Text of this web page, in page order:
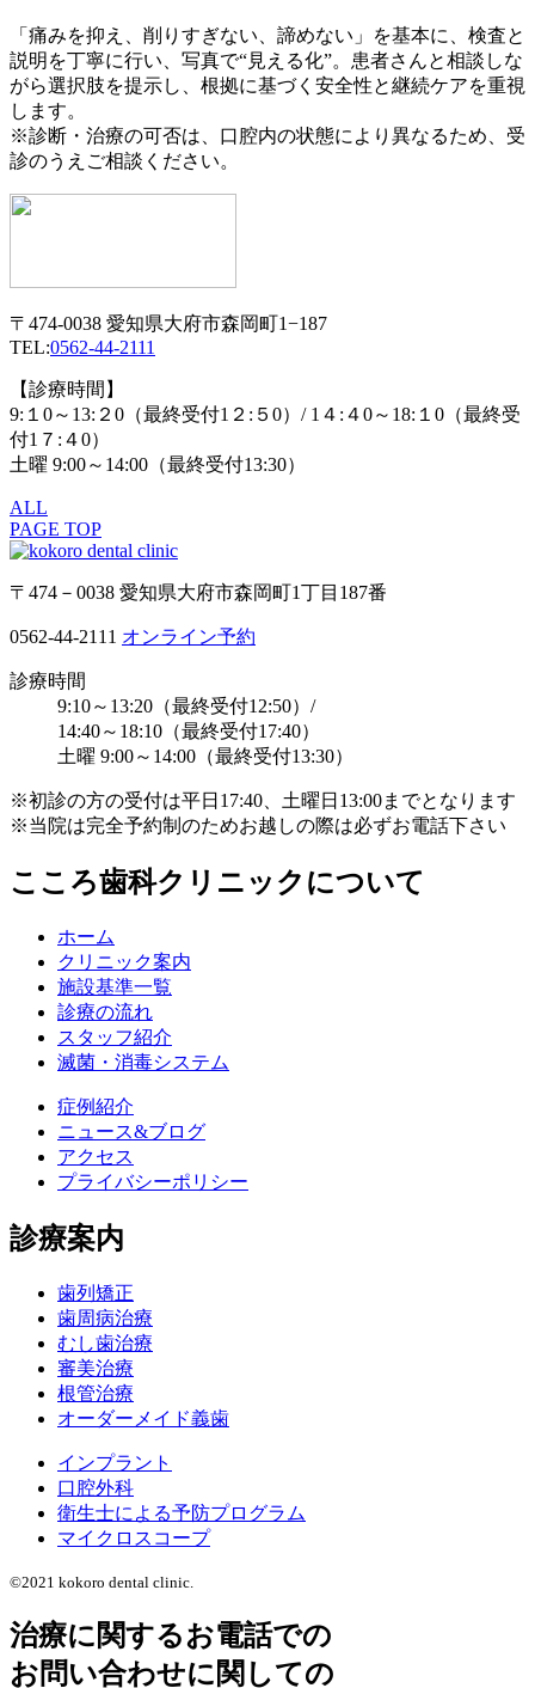
「痛みを抑え、削りすぎない、諦めない」を基本に、検査と
説明を丁寧に行い、写真で“見える化”。患者さんと相談しな
がら選択肢を提示し、根拠に基づく安全性と継続ケアを重視
します。
※診断・治療の可否は、口腔内の状態により異なるため、受
診のうえご相談ください。
〒474-0038 愛知県大府市森岡町1−187
TEL:0562-44-2111
【診療時間】
9:１0～13:２0（最終受付1２:５0）/ 1４:４0～18:１0（最終受
付1７:４0）
土曜 9:00～14:00（最終受付13:30）
ALL
PAGE TOP
〒474－0038 愛知県大府市森岡町1丁目187番
0562-44-2111 オンライン予約
診療時間
9:10～13:20（最終受付12:50）/
14:40～18:10（最終受付17:40）
土曜 9:00～14:00（最終受付13:30）
※初診の方の受付は平日17:40、土曜日13:00までとなります
※当院は完全予約制のためお越しの際は必ずお電話下さい
こころ歯科クリニックについて
ホーム
クリニック案内
施設基準一覧
診療の流れ
スタッフ紹介
滅菌・消毒システム
症例紹介
ニュース&ブログ
アクセス
プライバシーポリシー
診療案内
歯列矯正
歯周病治療
むし歯治療
審美治療
根管治療
オーダーメイド義歯
インプラント
口腔外科
衛生士による予防プログラム
マイクロスコープ
©2021 kokoro dental clinic.
治療に関するお電話での
お問い合わせに関しての